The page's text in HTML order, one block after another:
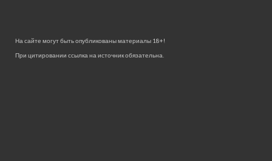
На сайте могут быть опубликованы материалы 18+!
При цитировании ссылка на источник обязательна.